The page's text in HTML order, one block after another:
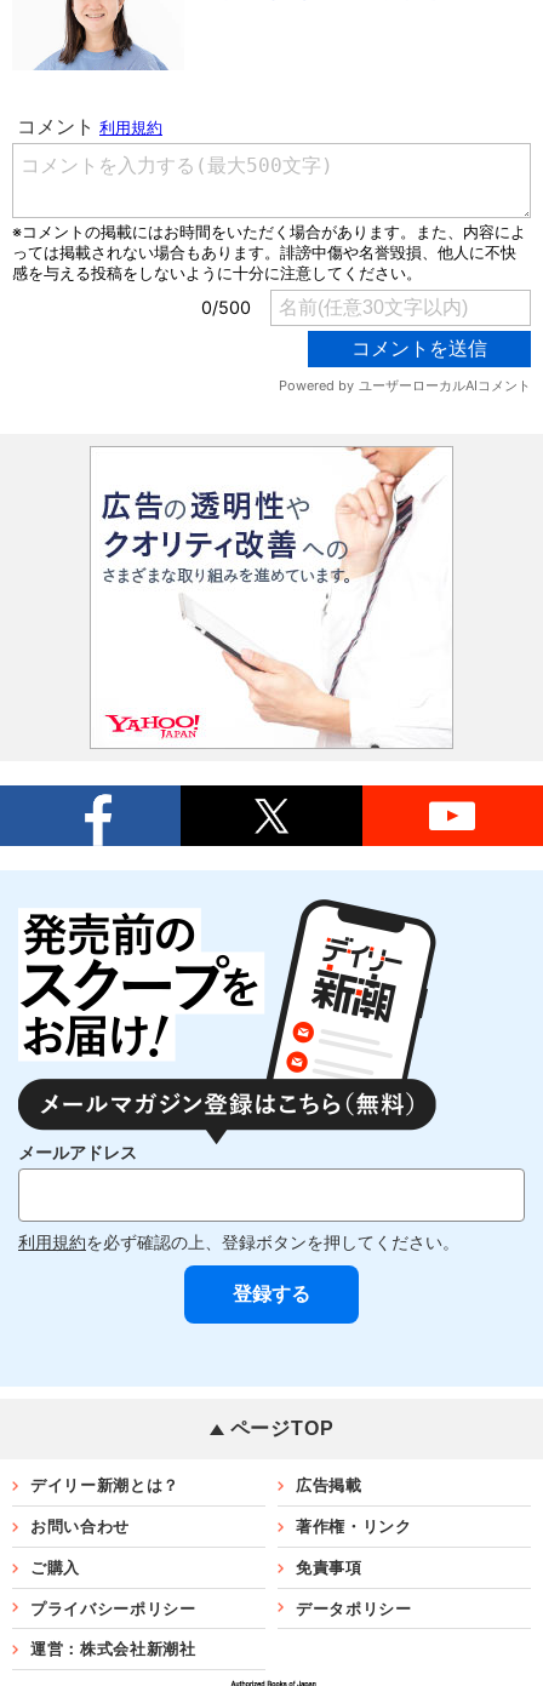
メールアドレス
利用規約を必ず確認の上、登録ボタンを押してください。
ページTOP
デイリー新潮とは？ 広告掲載
お問い合わせ 著作権・リンク
ご購入 免責事項
プライバシーポリシー データポリシー
運営：株式会社新潮社